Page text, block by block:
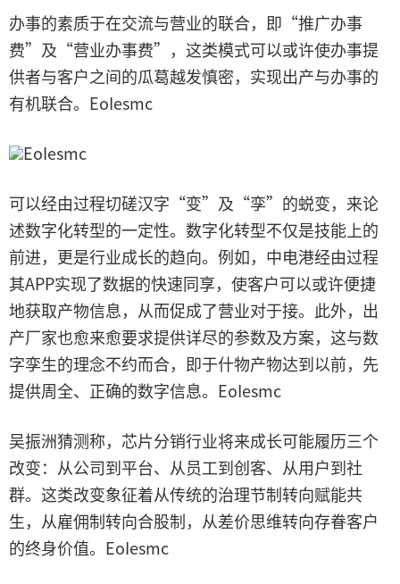
办事的素质于在交流与营业的联合，即“推广办事
费”及“营业办事费”，这类模式可以或许使办事提
供者与客户之间的瓜葛越发慎密，实现出产与办事的
有机联合。EoIesmc
EoIesmc
可以经由过程切磋汉字“变”及“孪”的蜕变，来论
述数字化转型的一定性。数字化转型不仅是技能上的
前进，更是行业成长的趋向。例如，中电港经由过程
其APP实现了数据的快速同享，使客户可以或许便捷
地获取产物信息，从而促成了营业对于接。此外，出
产厂家也愈来愈要求提供详尽的参数及方案，这与数
字孪生的理念不约而合，即于什物产物达到以前，先
提供周全、正确的数字信息。EoIesmc
吴振洲猜测称，芯片分销行业将来成长可能履历三个
改变：从公司到平台、从员工到创客、从用户到社
群。这类改变象征着从传统的治理节制转向赋能共
生，从雇佣制转向合股制，从差价思维转向存眷客户
的终身价值。EoIesmc